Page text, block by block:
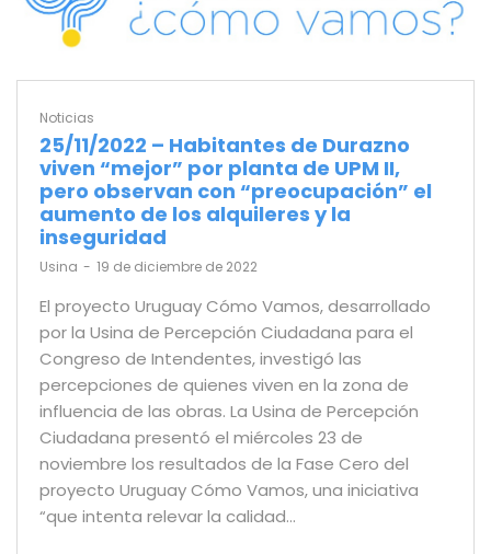
Noticias
25/11/2022 – Habitantes de Durazno
viven “mejor” por planta de UPM II,
pero observan con “preocupación” el
aumento de los alquileres y la
inseguridad
by
Usina 19 de diciembre de 2022
El proyecto Uruguay Cómo Vamos, desarrollado
por la Usina de Percepción Ciudadana para el
Congreso de Intendentes, investigó las
percepciones de quienes viven en la zona de
influencia de las obras. La Usina de Percepción
Ciudadana presentó el miércoles 23 de
noviembre los resultados de la Fase Cero del
proyecto Uruguay Cómo Vamos, una iniciativa
“que intenta relevar la calidad…